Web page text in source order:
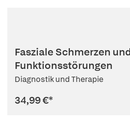
Fasziale Schmerzen
Funktionsstörungen
Diagnostik und Therapie
34,99 €*